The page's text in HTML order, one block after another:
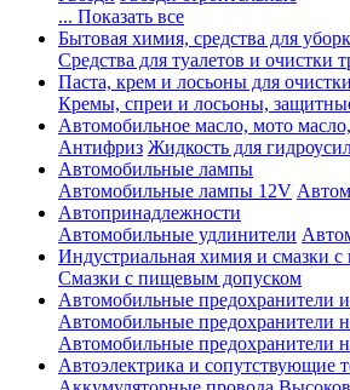
... Показать все
Бытовая химия, средства для
Средства для туалетов и очистки
Паста, крем и лосьоны для
Кремы, спреи и лосьоны,
Автомобильное масло, мото
Антифриз Жидкость для
Автомобильные лампы
Автомобильные лампы 12V
Автопринадлежности
Автомобильные удлинители
Индустриальная химия и смазки
Смазки с пищевым допуском
Автомобильные предохранители
Автомобильные предохранители
Автомобильные предохранители
Автоэлектрика и сопутствующие